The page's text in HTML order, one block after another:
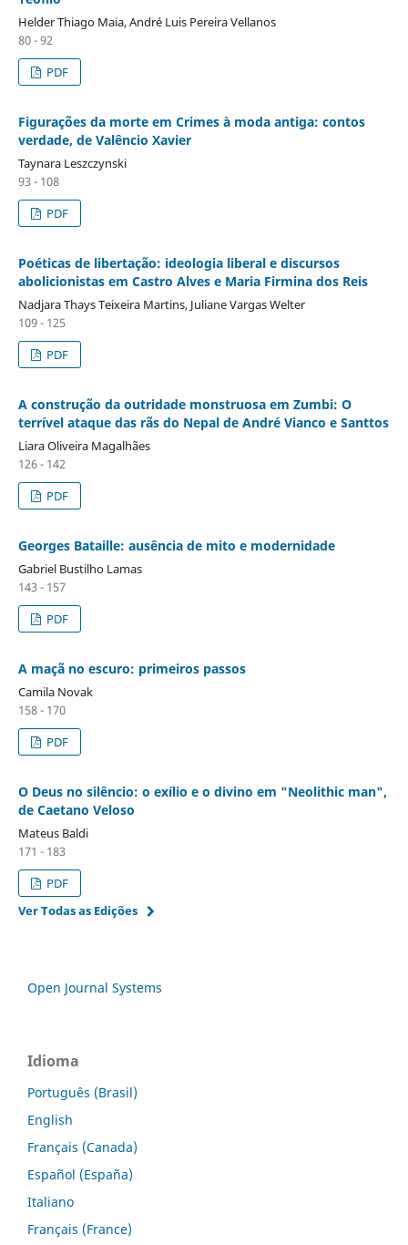
Helder Thiago Maia, André Luis Pereira Vellanos
80 - 92
PDF
Figurações da morte em Crimes à moda antiga: contos
verdade, de Valêncio Xavier
Taynara Leszczynski
93 - 108
PDF
Poéticas de libertação: ideologia liberal e discursos
abolicionistas em Castro Alves e Maria Firmina dos Reis
Nadjara Thays Teixeira Martins, Juliane Vargas Welter
109 - 125
PDF
A construção da outridade monstruosa em Zumbi: O
terrível ataque das rãs do Nepal de André Vianco e Santtos
Liara Oliveira Magalhães
126 - 142
PDF
Georges Bataille: ausência de mito e modernidade
Gabriel Bustilho Lamas
143 - 157
PDF
A maçã no escuro: primeiros passos
Camila Novak
158 - 170
PDF
O Deus no silêncio: o exílio e o divino em "Neolithic man",
de Caetano Veloso
Mateus Baldi
171 - 183
PDF
Ver Todas as Edições
Open Journal Systems
Idioma
Português (Brasil)
English
Français (Canada)
Español (España)
Italiano
Français (France)